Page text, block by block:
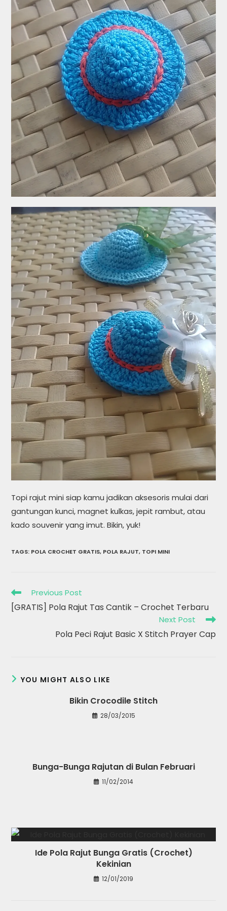
Topi rajut mini siap kamu jadikan aksesoris mulai dari
gantungan kunci, magnet kulkas, jepit rambut, atau
kado souvenir yang imut. Bikin, yuk!
TAGS: POLA CROCHET GRATIS, POLA RAJUT, TOPI MINI
Read
more
articles
Previous Post
[GRATIS] Pola Rajut Tas Cantik – Crochet Terbaru
Next Post
Pola Peci Rajut Basic X Stitch Prayer Cap
YOU MIGHT ALSO LIKE
Bikin Crocodile Stitch
28/03/2015
Bunga-Bunga Rajutan di Bulan Februari
11/02/2014
Ide Pola Rajut Bunga Gratis (Crochet)
Kekinian
12/01/2019